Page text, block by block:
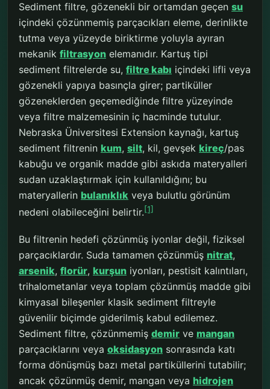
Sediment filtre, gözenekli bir ortamdan geçen su
içindeki çözünmemiş parçacıkları eleme, derinlikte
tutma veya yüzeyde biriktirme yoluyla ayıran
mekanik filtrasyon elemanıdır. Kartuş tipi
sediment filtrelerde su, filtre kabı içindeki lifli veya
gözenekli yapıya basınçla girer; partiküller
gözeneklerden geçemediğinde filtre yüzeyinde
veya filtre malzemesinin iç hacminde tutulur.
Nebraska Üniversitesi Extension kaynağı, kartuş
sediment filtrenin kum, silt, kil, gevşek kireç/pas
kabuğu ve organik madde gibi askıda materyalleri
sudan uzaklaştırmak için kullanıldığını; bu
materyallerin bulanıklık veya bulutlu görünüm
nedeni olabileceğini belirtir.[1]
Bu filtrenin hedefi çözünmüş iyonlar değil, fiziksel
parçacıklardır. Suda tamamen çözünmüş nitrat,
arsenik, florür, kurşun iyonları, pestisit kalıntıları,
trihalometanlar veya toplam çözünmüş madde gibi
kimyasal bileşenler klasik sediment filtreyle
güvenilir biçimde giderilmiş kabul edilemez.
Sediment filtre, çözünmemiş demir ve mangan
parçacıklarını veya oksidasyon sonrasında katı
forma dönüşmüş bazı metal partiküllerini tutabilir;
ancak çözünmüş demir, mangan veya hidrojen